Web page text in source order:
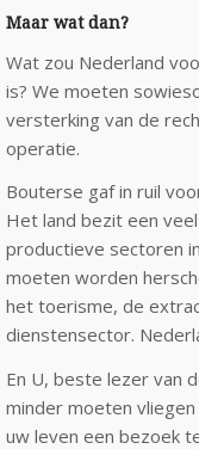
Maar wat dan?
Wat zou Nederland
is? We moeten
versterking van de
operatie.
Bouterse gaf in ruil
Het land bezit een
productieve sectoren
moeten worden
het toerisme, de
dienstensector.
En U, beste lezer van
minder moeten
uw leven een bezoek